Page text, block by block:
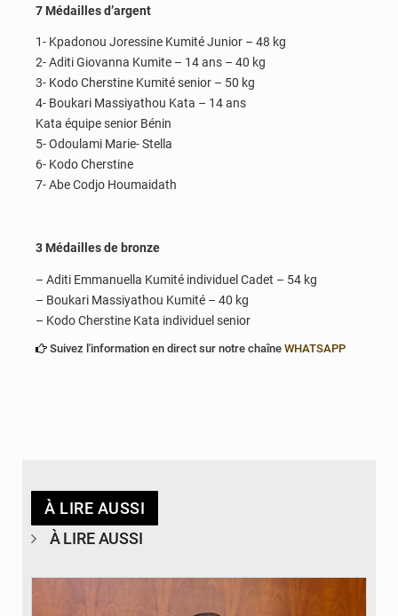
7 Médailles d’argent
1- Kpadonou Joressine Kumité Junior – 48 kg
2- Aditi Giovanna Kumite – 14 ans – 40 kg
3- Kodo Cherstine Kumité senior – 50 kg
4- Boukari Massiyathou Kata – 14 ans
Kata équipe senior Bénin
5- Odoulami Marie- Stella
6- Kodo Cherstine
7- Abe Codjo Houmaidath
3 Médailles de bronze
– Aditi Emmanuella Kumité individuel Cadet – 54 kg
– Boukari Massiyathou Kumité – 40 kg
– Kodo Cherstine Kata individuel senior
Suivez l'information en direct sur notre chaîne WHATSAPP
À LIRE AUSSI
À LIRE AUSSI